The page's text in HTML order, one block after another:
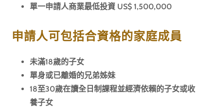
單一申請人商業最低投資 US$ 1,500,000
申請人可包括合資格的家庭成員
未滿18歲的子女
單身或已離婚的兄弟姊妹
18至30歲在讀全日制課程並經濟依賴的子女或收
養子女